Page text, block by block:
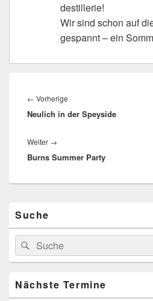
destillerie!
Wir sind schon auf
gespannt – ein
← Vorherige
Beitrag:
Neulich in der Speyside
Weiter →
Beitrag:
Burns Summer Party
Seitenleisten-
Widgetbereich
Suche
Suchen
nach:
Suchen
Nächste Termine